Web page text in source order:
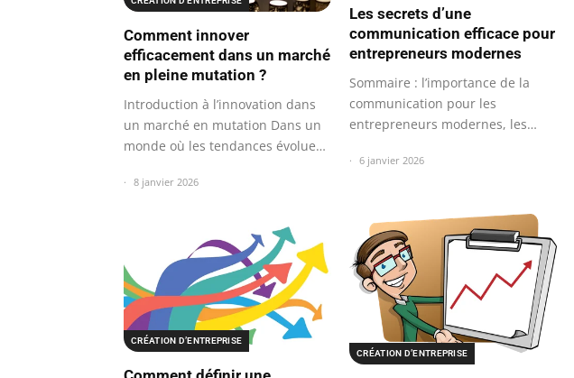
Comment innover
efficacement dans un marché
en pleine mutation ?
Introduction à l’innovation dans
un marché en mutation Dans un
monde où les tendances évoluent
8 janvier 2026
Les secrets d’une
communication efficace pour
entrepreneurs modernes
Sommaire : l’importance de la
communication pour les
entrepreneurs modernes, les
6 janvier 2026
CRÉATION D’ENTREPRISE
CRÉATION D’ENTREPRISE